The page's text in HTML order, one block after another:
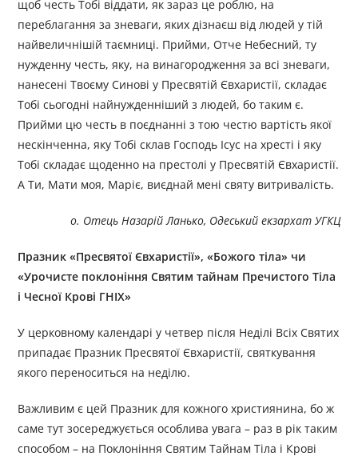
щоб честь Тобі віддати, як зараз це роблю, на
переблагання за зневаги, яких дізнаєш від людей у тій
найвеличнішій таємниці. Прийми, Отче Небесний, ту
нужденну честь, яку, на винагородження за всі зневаги,
нанесені Твоєму Синові у Пресвятій Євхаристії, складає
Тобі сьогодні найнужденніший з людей, бо таким є.
Прийми цю честь в поєднанні з тою честю вартість якої
нескінченна, яку Тобі склав Господь Ісус на хресті і яку
Тобі складає щоденно на престолі у Пресвятій Євхаристії.
А Ти, Мати моя, Маріє, виєднай мені святу витривалість.
о. Отець Назарій Ланько, Одеський екзархат УГКЦ
Празник «Пресвятої Євхаристії», «Божого тіла» чи
«Урочисте поклоніння Святим тайнам Пречистого Тіла
і Чесної Крові ГНІХ»
У церковному календарі у четвер після Неділі Всіх Святих
припадає Празник Пресвятої Євхаристії, святкування
якого переноситься на неділю.
Важливим є цей Празник для кожного християнина, бо ж
саме тут зосереджується особлива увага – раз в рік таким
способом – на Поклоніння Святим Тайнам Тіла і Крові